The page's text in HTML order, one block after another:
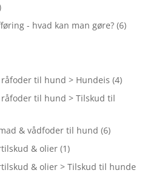
- hvad kan man gøre? (6)
råfoder til hund > Hundeis (4)
råfoder til hund > Tilskud til
& vådfoder til hund (6)
& olier (1)
& olier > Tilskud til hunde